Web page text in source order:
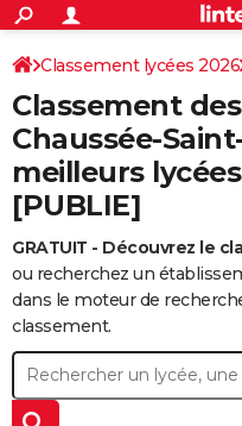
ACTUALITÉS
Politique
Société
Faits Divers
Education
Monde
Villes
+
SPORT
Coupe du monde 2026
Football
Tennis
Cyclisme
Rugby
Forum
CULTURE
Programme TV
TNT
Streaming
Cinéma
Sorties cinéma
Musique
+
FINANCE
Retraite
Impôts
Epargne
Immobilier
Risques naturels par ville
Banque
Assurance
Crédit
AUTO
Réserver un essai
Citadines
Berlines
Forum auto
HIGH-TECH
BRICOLAGE
Aménagement intérieur
Cuisine
Jardinage
+ WEEK-END
Guides de France
Escapades
Patrimoine
Expositions
Musées
Week-end nature
+
LIFESTYLE
Classement lycées 2026
Classement
Chaussée-
meilleurs
[PUBLIE]
GRATUIT - Découvrez le
ou recherchez un
dans le moteur de
classement.